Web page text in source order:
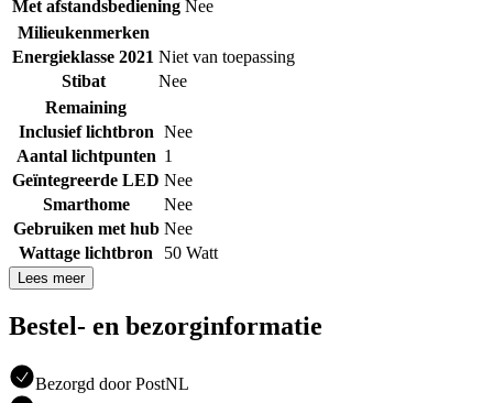
Met afstandsbediening Nee
Milieukenmerken
Energieklasse 2021 Niet van toepassing
Stibat
Nee
Remaining
Inclusief lichtbron Nee
Aantal lichtpunten 1
Geïntegreerde LED Nee
Smarthome
Nee
Gebruiken met hub Nee
Wattage lichtbron
50 Watt
Lees meer
Bestel- en bezorginformatie
Bezorgd door PostNL